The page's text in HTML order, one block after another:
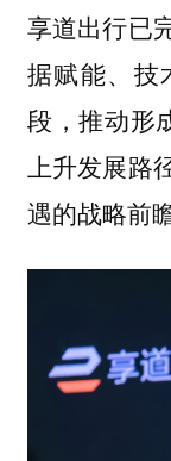
享道出行已
据赋能、技
段，推动形
上升发展路
遇的战略前